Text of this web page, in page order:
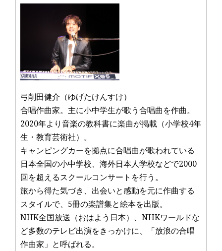
弓削田健介（ゆげたけんすけ）
合唱作曲家。主に小中学生が歌う合唱曲を作曲。
2020年より音楽の教科書に楽曲が掲載（小学校4年
生・教育芸術社）。
キャンピングカーを拠点に合唱曲が歌われている
日本全国の小中学校、海外日本人学校などで2000
回を超えるスクールコンサートを行う。
旅から得た気づき、出会いと感動を元に作曲する
スタイルで、5冊の楽譜集と絵本を出版。
NHK全国放送（おはよう日本）、NHKワールドな
ど多数のテレビ出演をきっかけに、「放浪の合唱
作曲家」と呼ばれる。